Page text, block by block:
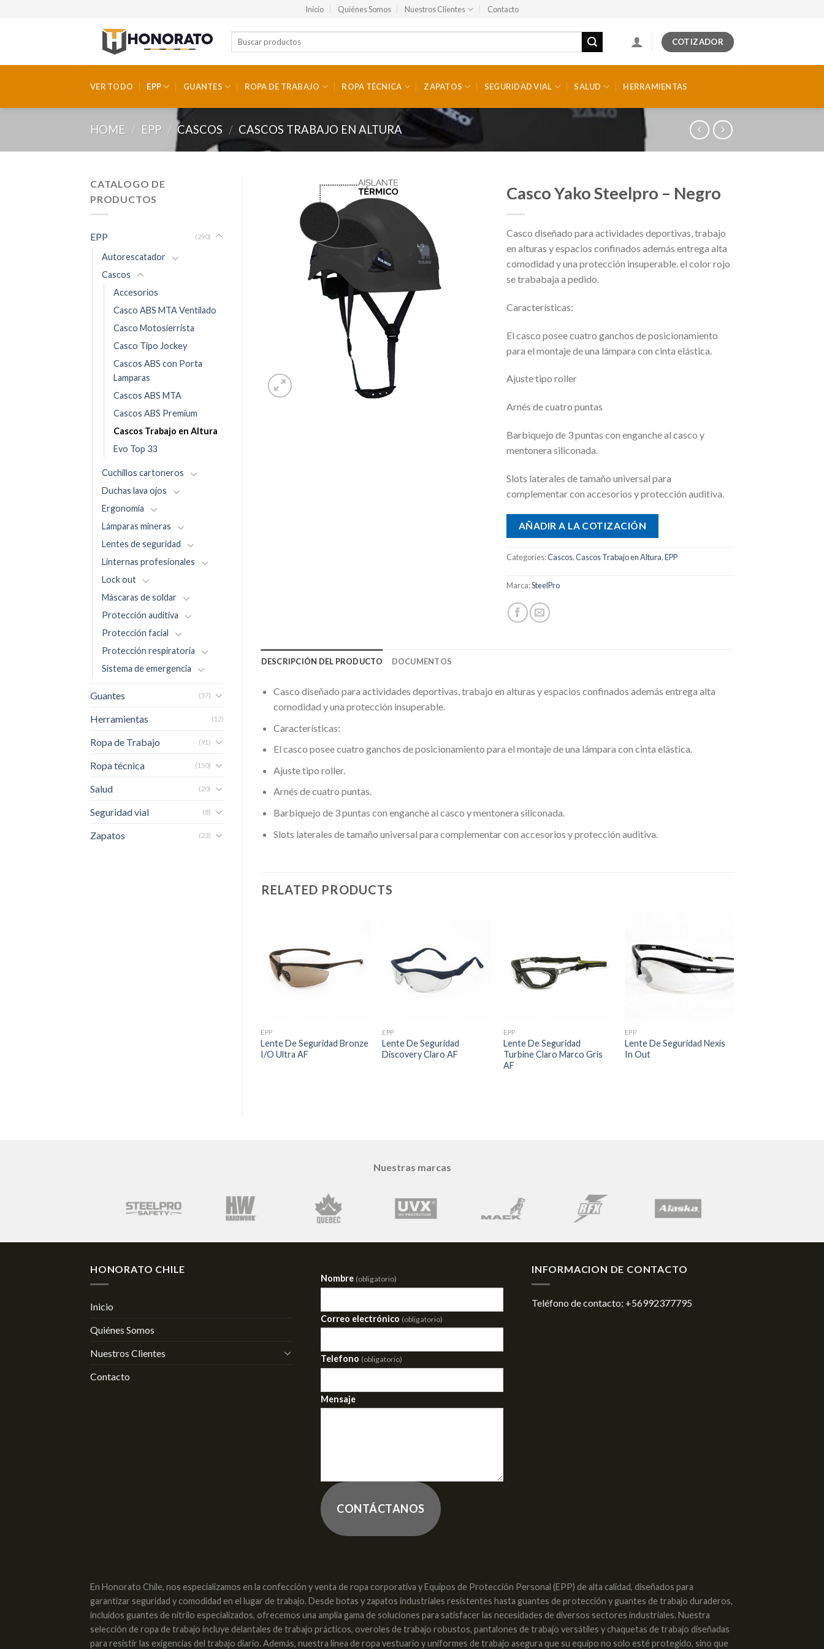
Inicio Quiénes Somos Nuestros Clientes Contacto
COTIZADOR
VER TODO EPP GUANTES ROPA DE TRABAJO ROPA TÉCNICA ZAPATOS SEGURIDAD VIAL SALUD HERRAMIENTAS
HOME / EPP / CASCOS / CASCOS TRABAJO EN ALTURA
CATALOGO DE
PRODUCTOS
EPP (290)
Autorescatador
Cascos
Accesorios
Casco ABS MTA Ventilado
Casco Motosierrista
Casco Tipo Jockey
Cascos ABS con Porta
Lamparas
Cascos ABS MTA
Cascos ABS Premium
Cascos Trabajo en Altura
Evo Top 33
Cuchillos cartoneros
Duchas lava ojos
Ergonomía
Lámparas mineras
Lentes de seguridad
Linternas profesionales
Lock out
Máscaras de soldar
Protección auditiva
Protección facial
Protección respiratoria
Sistema de emergencia
Guantes (57)
Herramientas (12)
Ropa de Trabajo (91)
Ropa técnica (150)
Salud (20)
Seguridad vial (8)
Zapatos (23)
Casco Yako Steelpro – Negro
Casco diseñado para actividades deportivas, trabajo
en alturas y espacios confinados además entrega alta
comodidad y una protección insuperable. el color rojo
se trababaja a pedido.
Características:
El casco posee cuatro ganchos de posicionamiento
para el montaje de una lámpara con cinta elástica.
Ajuste tipo roller
Arnés de cuatro puntas
Barbiquejo de 3 puntas con enganche al casco y
mentonera siliconada.
Slots laterales de tamaño universal para
complementar con accesorios y protección auditiva.
AÑADIR A LA COTIZACIÓN
Categories:Cascos,Cascos Trabajo en Altura,EPP
Marca:SteelPro
DESCRIPCIÓN DEL PRODUCTO DOCUMENTOS
Casco diseñado para actividades deportivas, trabajo en alturas y espacios confinados además entrega alta
comodidad y una protección insuperable.
Características:
El casco posee cuatro ganchos de posicionamiento para el montaje de una lámpara con cinta elástica.
Ajuste tipo roller.
Arnés de cuatro puntas.
Barbiquejo de 3 puntas con enganche al casco y mentonera siliconada.
Slots laterales de tamaño universal para complementar con accesorios y protección auditiva.
RELATED PRODUCTS
EPP
Lente De Seguridad Bronze
I/O Ultra AF
EPP
Lente De Seguridad
Discovery Claro AF
EPP
Lente De Seguridad
Turbine Claro Marco Gris
AF
EPP
Lente De Seguridad Nexis
In Out
Nuestras marcas
HONORATO CHILE
Inicio
Quiénes Somos
Nuestros Clientes
Contacto
Nombre (obligatorio)
Correo electrónico (obligatorio)
Telefono (obligatorio)
Mensaje
CONTÁCTANOS
INFORMACION DE CONTACTO
Teléfono de contacto: +56992377795
En Honorato Chile, nos especializamos en la confección y venta de ropa corporativa y Equipos de Protección Personal (EPP) de alta calidad, diseñados para
garantizar seguridad y comodidad en el lugar de trabajo. Desde botas y zapatos industriales resistentes hasta guantes de protección y guantes de trabajo duraderos,
incluidos guantes de nitrilo especializados, ofrecemos una amplia gama de soluciones para satisfacer las necesidades de diversos sectores industriales. Nuestra
selección de ropa de trabajo incluye delantales de trabajo prácticos, overoles de trabajo robustos, pantalones de trabajo versátiles y chaquetas de trabajo diseñadas
para resistir las exigencias del trabajo diario. Además, nuestra línea de ropa vestuario y uniformes de trabajo asegura que su equipo no solo esté protegido, sino que